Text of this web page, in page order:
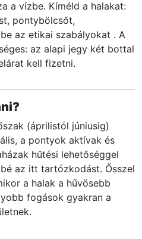
a vízbe. Kíméld a halakat:
pontybölcsőt,
az etikai szabályokat . A
az alapi jegy két bottal
kell fizetni.
(áprilistól júniusig)
a pontyok aktívak és
hűtési lehetőséggel
az itt tartózkodást. Ősszel
a halak a hűvösebb
fogások gyakran a